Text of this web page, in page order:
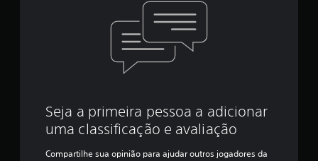
Seja a primeira pessoa a adicionar
uma classificação e avaliação
Compartilhe sua opinião para ajudar outros jogadores da